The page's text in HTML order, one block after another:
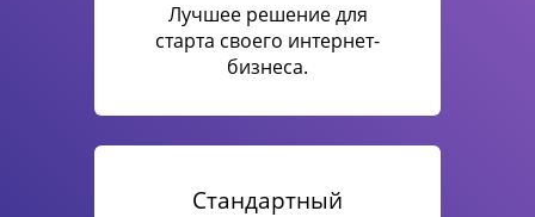
Лучшее решение для
старта своего интернет-
бизнеса.
Стандартный